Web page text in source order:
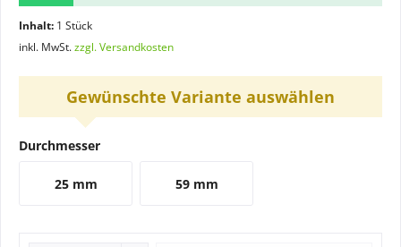
Inhalt: 1 Stück
inkl. MwSt.zzgl. Versandkosten
Gewünschte Variante auswählen
Durchmesser
25 mm 59 mm